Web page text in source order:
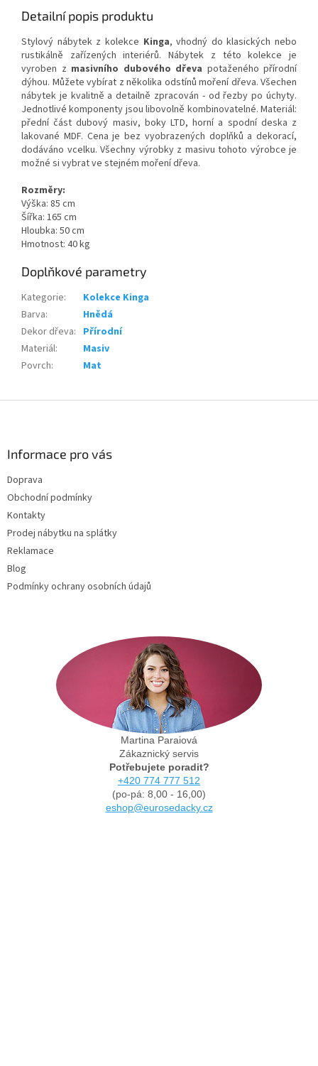
Detailní popis produktu
Stylový nábytek z kolekce Kinga, vhodný do klasických nebo
rustikálně zařízených interiérů. Nábytek z této kolekce je
vyroben z masivního dubového dřeva potaženého přírodní
dýhou. Můžete vybírat z několika odstínů moření dřeva. Všechen
nábytek je kvalitně a detailně zpracován - od řezby po úchyty.
Jednotlivé komponenty jsou libovolně kombinovatelné. Materiál:
přední část dubový masiv, boky LTD, horní a spodní deska z
lakované MDF. Cena je bez vyobrazených doplňků a dekorací,
dodáváno vcelku. Všechny výrobky z masivu tohoto výrobce je
možné si vybrat ve stejném moření dřeva.
Rozměry:
Výška: 85 cm
Šířka: 165 cm
Hloubka: 50 cm
Hmotnost: 40 kg
Doplňkové parametry
Kategorie:
Kolekce Kinga
Barva:
Hnědá
Dekor dřeva: Přírodní
Materiál:
Masiv
Povrch: Mat
Informace pro vás
Doprava
Obchodní podmínky
Kontakty
Prodej nábytku na splátky
Reklamace
Blog
Podmínky ochrany osobních údajů
Martina Paraiová
Zákaznický servis
Potřebujete poradit?
+420 774 777 512
(po-pá: 8,00 - 16,00)
eshop@eurosedacky.cz